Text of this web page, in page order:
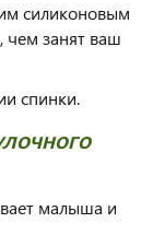
силиконовым
занят ваш
спинки.
малыша и